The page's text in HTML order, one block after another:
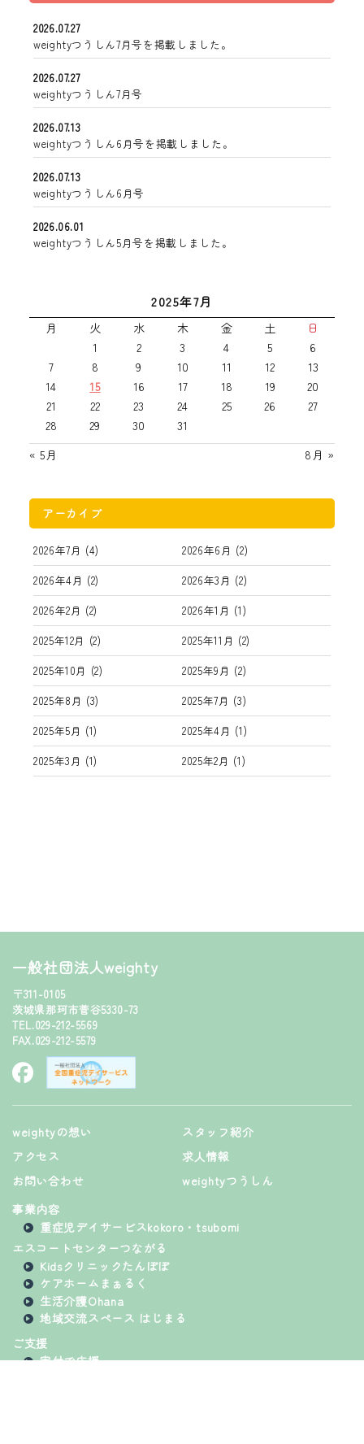
2026.07.27
weightyつうしん7月号を掲載しました。
2026.07.27
weightyつうしん7月号
2026.07.13
weightyつうしん6月号を掲載しました。
2026.07.13
weightyつうしん6月号
2026.06.01
weightyつうしん5月号を掲載しました。
2025年7月
月 火 水 木 金 土
日
1
2 3 4 5
6
7
8 9 10 11 12
13
14
15 16 17 18 19
20
21
22 23 24 25 26
27
28
29 30
31
« 5月
8月 »
アーカイブ
2026年7月 (4) 2026年6月 (2)
2026年4月 (2) 2026年3月 (2)
2026年2月 (2) 2026年1月 (1)
2025年12月 (2) 2025年11月 (2)
2025年10月 (2) 2025年9月 (2)
2025年8月 (3) 2025年7月 (3)
2025年5月 (1) 2025年4月 (1)
2025年3月 (1) 2025年2月 (1)
一般社団法人weighty
〒311-0105
茨城県那珂市菅谷5330-73
TEL.029-212-5569
FAX.029-212-5579
weightyの想い
スタッフ紹介
アクセス
求人情報
お問い合わせ
weightyつうしん
事業内容
重症児デイサービスkokoro・tsubomi
エスコートセンターつながる
Kidsクリニックたんぽぽ
ケアホームまぁるく
生活介護Ohana
地域交流スペース はじまる
ご支援
寄付で応援